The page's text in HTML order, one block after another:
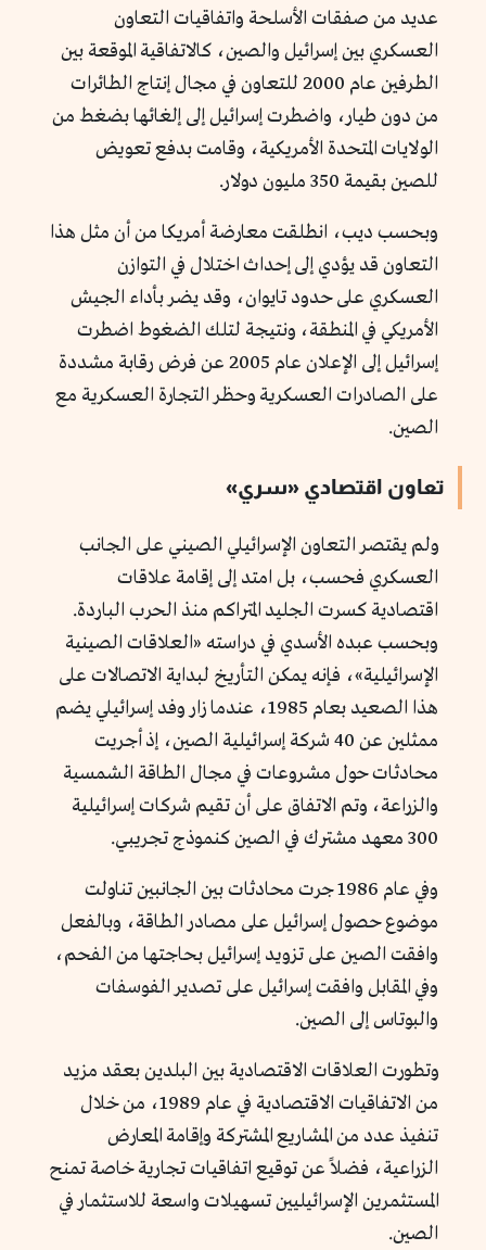
عديد من صفقات الأسلحة واتفاقيات التعاون
العسكري بين إسرائيل والصين، كالاتفاقية الموقعة بين
الطرفين عام 2000 للتعاون في مجال إنتاج الطائرات
من دون طيار، واضطرت إسرائيل إلى إلغائها بضغط من
الولايات المتحدة الأمريكية، وقامت بدفع تعويض
للصين بقيمة 350 مليون دولار.
وبحسب ديب، انطلقت معارضة أمريكا من أن مثل هذا
التعاون قد يؤدي إلى إحداث اختلال في التوازن
العسكري على حدود تايوان، وقد يضر بأداء الجيش
الأمريكي في المنطقة، ونتيجة لتلك الضغوط اضطرت
إسرائيل إلى الإعلان عام 2005 عن فرض رقابة مشددة
على الصادرات العسكرية وحظر التجارة العسكرية مع
الصين.
تعاون اقتصادي «سري»
ولم يقتصر التعاون الإسرائيلي الصيني على الجانب
العسكري فحسب، بل امتد إلى إقامة علاقات
اقتصادية كسرت الجليد المتراكم منذ الحرب الباردة.
وبحسب عبده الأسدي في دراسته «العلاقات الصينية
الإسرائيلية»، فإنه يمكن التأريخ لبداية الاتصالات على
هذا الصعيد بعام 1985، عندما زار وفد إسرائيلي يضم
ممثلين عن 40 شركة إسرائيلية الصين، إذ أجريت
محادثات حول مشروعات في مجال الطاقة الشمسية
والزراعة، وتم الاتفاق على أن تقيم شركات إسرائيلية
300 معهد مشترك في الصين كنموذج تجريبي.
وفي عام 1986 جرت محادثات بين الجانبين تناولت
موضوع حصول إسرائيل على مصادر الطاقة، وبالفعل
وافقت الصين على تزويد إسرائيل بحاجتها من الفحم،
وفي المقابل وافقت إسرائيل على تصدير الفوسفات
والبوتاس إلى الصين.
وتطورت العلاقات الاقتصادية بين البلدين بعقد مزيد
من الاتفاقيات الاقتصادية في عام 1989، من خلال
تنفيذ عدد من المشاريع المشتركة وإقامة المعارض
الزراعية، فضلاً عن توقيع اتفاقيات تجارية خاصة تمنح
المستثمرين الإسرائيليين تسهيلات واسعة للاستثمار في
الصين.